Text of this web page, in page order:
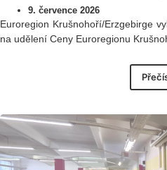
9. července 2026
Euroregion Krušnohoří/Erzgebirge
na udělení Ceny Euroregionu